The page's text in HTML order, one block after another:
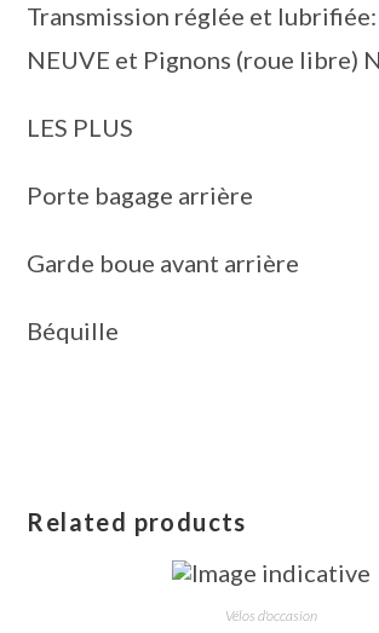
Transmission réglée et
NEUVE et Pignons (roue libre)
LES PLUS
Porte bagage arrière
Garde boue avant arrière
Béquille
Related products
Vélos d'occasion